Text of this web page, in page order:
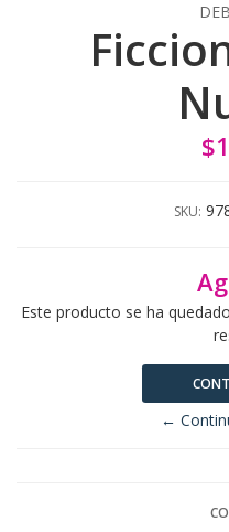
SKU:
Este producto se ha
←